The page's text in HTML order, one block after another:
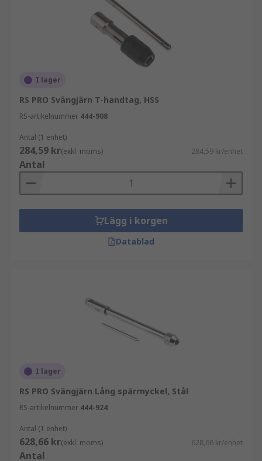
I lager
RS PRO Svängjärn T-handtag, HSS
RS-artikelnummer 444-908
Antal (1 enhet)
284,59 kr(exkl. moms) 284,59 kr/enhet
Antal
Lägg i korgen
Datablad
I lager
RS PRO Svängjärn Lång spärrnyckel, Stål
RS-artikelnummer 444-924
Antal (1 enhet)
628,66 kr(exkl. moms) 628,66 kr/enhet
Antal